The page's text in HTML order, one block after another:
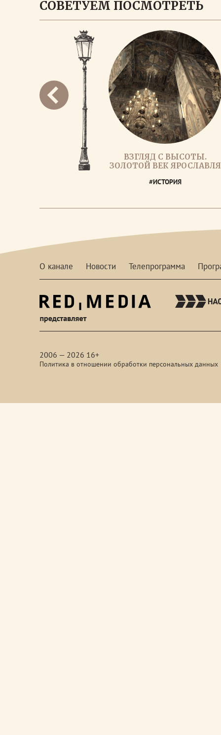
СОВЕТУЕМ ПОСМОТРЕТЬ
ВЗГЛЯД С ВЫСОТЫ.
ЗОЛОТОЙ ВЕК ЯРОСЛАВЛЯ
#ИСТОРИЯ
О канале Новости Телепрограмма
2006 — 2026 16+
Политика в отношении обработки персональных данных